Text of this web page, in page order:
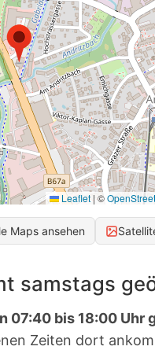
Leaflet | ©
Maps ansehen
samstags
07:40 bis 18:00 Uhr
Zeiten dort